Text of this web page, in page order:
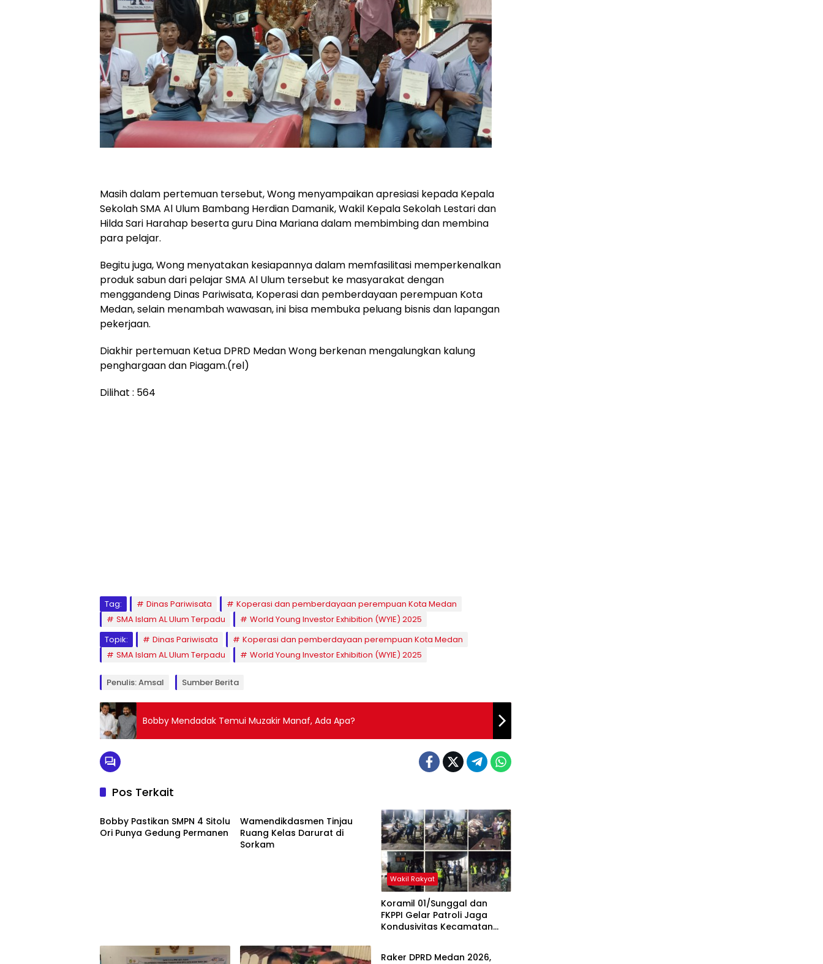
Masih dalam pertemuan tersebut, Wong menyampaikan apresiasi kepada Kepala
Sekolah SMA Al Ulum Bambang Herdian Damanik, Wakil Kepala Sekolah Lestari dan
Hilda Sari Harahap beserta guru Dina Mariana dalam membimbing dan membina
para pelajar.
Begitu juga, Wong menyatakan kesiapannya dalam memfasilitasi memperkenalkan
produk sabun dari pelajar SMA Al Ulum tersebut ke masyarakat dengan
menggandeng Dinas Pariwisata, Koperasi dan pemberdayaan perempuan Kota
Medan, selain menambah wawasan, ini bisa membuka peluang bisnis dan lapangan
pekerjaan.
Diakhir pertemuan Ketua DPRD Medan Wong berkenan mengalungkan kalung
penghargaan dan Piagam.(rel)
Dilihat : 564
Tag: Dinas Pariwisata
Koperasi dan pemberdayaan perempuan Kota Medan
SMA Islam AL Ulum Terpadu
World Young Investor Exhibition (WYIE) 2025
Topik:
Dinas Pariwisata
Koperasi dan pemberdayaan perempuan Kota Medan
SMA Islam AL Ulum Terpadu
World Young Investor Exhibition (WYIE) 2025
Penulis: Amsal Sumber Berita
Bobby Mendadak Temui Muzakir Manaf, Ada Apa?
Pos Terkait
Pendidikan
Bobby Pastikan SMPN 4 Sitolu
Ori Punya Gedung Permanen
Wamendikdasmen Tinjau
Ruang Kelas Darurat di
Sorkam
Wakil Rakyat
Koramil 01/Sunggal dan
FKPPI Gelar Patroli Jaga
Kondusivitas Kecamatan
Wakil Rakyat
Raker DPRD Medan 2026,